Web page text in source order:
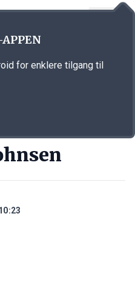
for enklere tilgang til